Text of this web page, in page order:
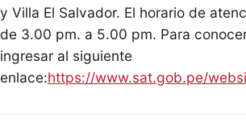
y Villa El Salvador. El horario de
de 3.00 pm. a 5.00 pm. Para
ingresar al siguiente
enlace:https://www.sat.gob.pe/